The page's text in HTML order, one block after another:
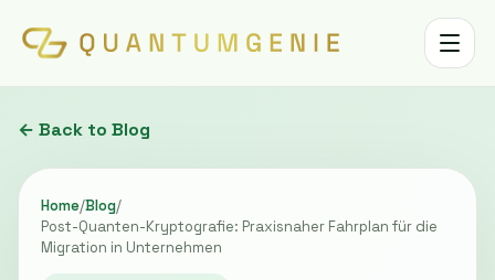
Toggle
← Back to Blog
Home/Blog/
Post-Quanten-Kryptografie: Praxisnaher Fahrplan für die
Migration in Unternehmen